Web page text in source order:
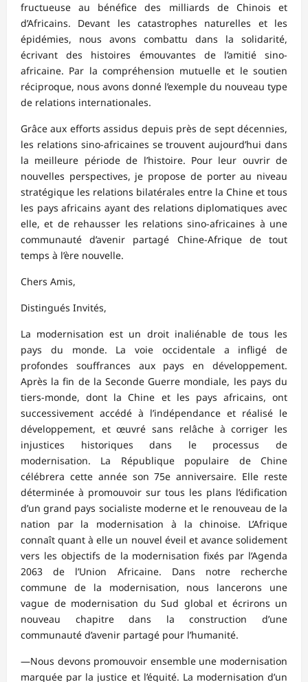
fructueuse au bénéfice des milliards de Chinois et
d’Africains. Devant les catastrophes naturelles et les
épidémies, nous avons combattu dans la solidarité,
écrivant des histoires émouvantes de l’amitié sino-
africaine. Par la compréhension mutuelle et le soutien
réciproque, nous avons donné l’exemple du nouveau type
de relations internationales.
Grâce aux efforts assidus depuis près de sept décennies,
les relations sino-africaines se trouvent aujourd’hui dans
la meilleure période de l’histoire. Pour leur ouvrir de
nouvelles perspectives, je propose de porter au niveau
stratégique les relations bilatérales entre la Chine et tous
les pays africains ayant des relations diplomatiques avec
elle, et de rehausser les relations sino-africaines à une
communauté d’avenir partagé Chine-Afrique de tout
temps à l’ère nouvelle.
Chers Amis,
Distingués Invités,
La modernisation est un droit inaliénable de tous les
pays du monde. La voie occidentale a infligé de
profondes souffrances aux pays en développement.
Après la fin de la Seconde Guerre mondiale, les pays du
tiers-monde, dont la Chine et les pays africains, ont
successivement accédé à l’indépendance et réalisé le
développement, et œuvré sans relâche à corriger les
injustices historiques dans le processus de
modernisation. La République populaire de Chine
célébrera cette année son 75e anniversaire. Elle reste
déterminée à promouvoir sur tous les plans l’édification
d’un grand pays socialiste moderne et le renouveau de la
nation par la modernisation à la chinoise. L’Afrique
connaît quant à elle un nouvel éveil et avance solidement
vers les objectifs de la modernisation fixés par l’Agenda
2063 de l’Union Africaine. Dans notre recherche
commune de la modernisation, nous lancerons une
vague de modernisation du Sud global et écrirons un
nouveau chapitre dans la construction d’une
communauté d’avenir partagé pour l’humanité.
—Nous devons promouvoir ensemble une modernisation
marquée par la justice et l’équité. La modernisation d’un